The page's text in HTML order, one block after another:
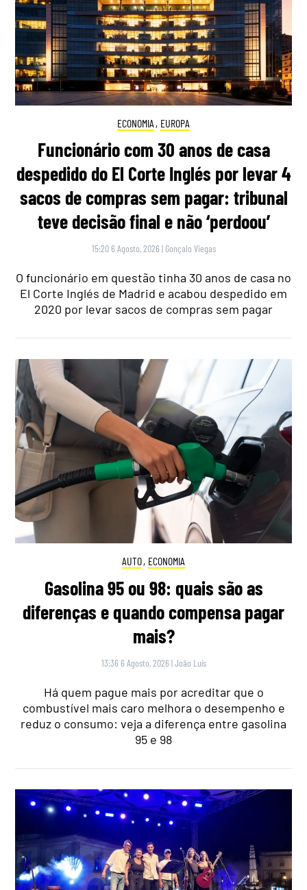
ECONOMIA , EUROPA
Funcionário com 30 anos de casa
despedido do El Corte Inglés por levar 4
sacos de compras sem pagar: tribunal
teve decisão final e não ‘perdoou’
15:20 6 Agosto, 2026 | Gonçalo Viegas
O funcionário em questão tinha 30 anos de casa no
El Corte Inglés de Madrid e acabou despedido em
2020 por levar sacos de compras sem pagar
AUTO, ECONOMIA
Gasolina 95 ou 98: quais são as
diferenças e quando compensa pagar
mais?
13:36 6 Agosto, 2026 |João Luís
Há quem pague mais por acreditar que o
combustível mais caro melhora o desempenho e
reduz o consumo: veja a diferença entre gasolina
95 e 98